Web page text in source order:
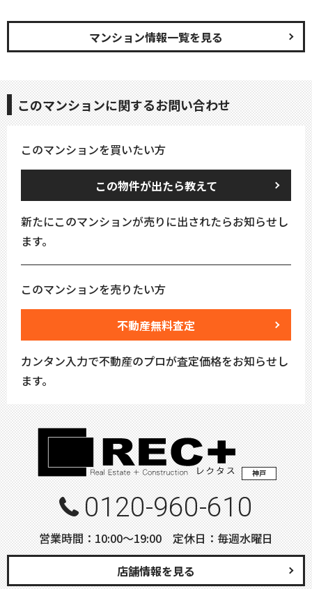
マンション情報一覧を見る
このマンションに関するお問い合わせ
このマンションを買いたい方
この物件が出たら教えて
新たにこのマンションが売りに出されたらお知らせし
ます。
このマンションを売りたい方
不動産無料査定
カンタン入力で不動産のプロが査定価格をお知らせし
ます。
神戸
0120-960-610
営業時間：10:00〜19:00 定休日：毎週水曜日
店舗情報を見る